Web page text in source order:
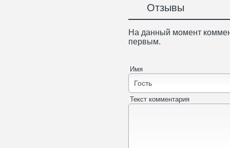
Отзывы
На данный момент
первым.
Имя
Текст комментария